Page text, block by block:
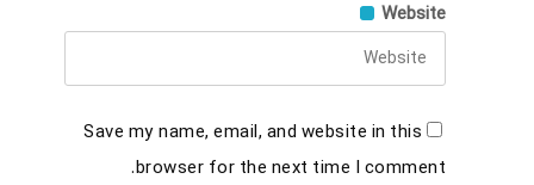
Website
Save my name, email, and website in this
browser for the next time I comment.